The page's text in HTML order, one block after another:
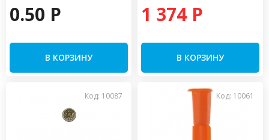
0.50 P
В КОРЗИНУ
1 374 P
В КОРЗИНУ
Код: 10087 Код: 10061